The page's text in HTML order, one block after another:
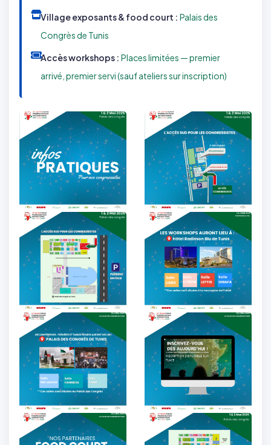
Village exposants & food court : Palais des
Congrès de Tunis
Accès workshops : Places limitées — premier
arrivé, premier servi (sauf ateliers sur inscription)